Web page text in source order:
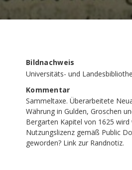
Bildnachweis
Universitäts- und
Kommentar
Sammeltaxe. Überarbeitete
Währung in Gulden, Groschen
Bergarten Kapitel von 1625
Nutzungslizenz gemäß Public
geworden? Link zur Randnotiz.